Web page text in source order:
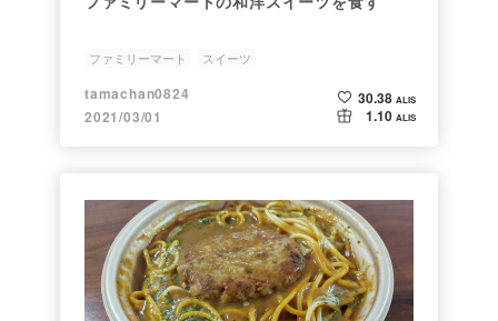
ファミリーマート スイーツ
tamachan0824
2021/03/01
30.38 ALIS
1.10 ALIS